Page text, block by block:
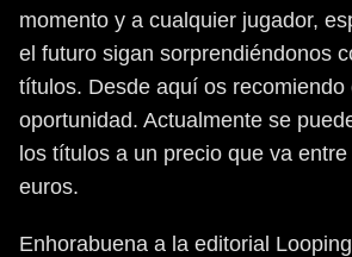
momento y a cualquier jugador,
el futuro sigan sorprendiéndonos
títulos. Desde aquí os recomiendo
oportunidad. Actualmente se
los títulos a un precio que va
euros.
Enhorabuena a la editorial